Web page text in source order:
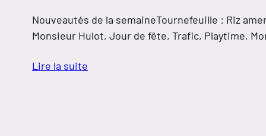
Nouveautés de la semaineTournefeuille : Riz
Monsieur Hulot, Jour de fête​​​​​​​, Trafic, Playtime,
Lire la suite